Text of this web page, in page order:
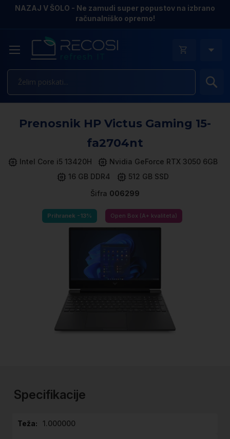
NAZAJ V ŠOLO - Ne zamudi super popustov na izbrano
računalniško opremo!
Prenosnik HP Victus Gaming 15-
fa2704nt
Intel Core i5 13420H
Nvidia GeForce RTX 3050 6GB
16 GB DDR4
512 GB SSD
Šifra 006299
Prihranek -13% Open Box (A+ kvaliteta)
začetek
galerije
Specifikacije
1.000000